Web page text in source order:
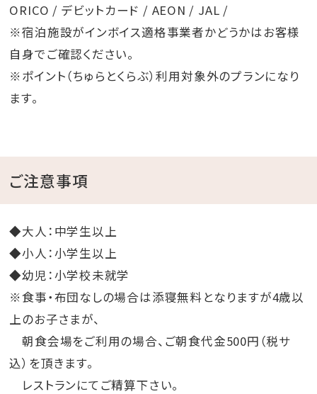
◇ガーデンプール遊泳時間◇
・5月 9:00～18:30
・6月 9:00～19:00
・7月、8月 8:30～21:00（ナイトプール開催）
・11月、12月 9:00～16:30
・3月 9:00～16:30
※料金：無料
【注意事項】
※遊泳時間は変更する場合がございます。
※お子様は必ず保護者同伴でご遊泳ください。
※ 7月～9月の夜間営業時間18:00以降のお子様のご利
用は、必ず保護者の方がご一緒に入水し、終始目を離さ
ないようお願いします。ご一緒に入水いただけない場合
は、ご利用をお断りさせていただく場合もございます。
ORICO / デビットカード / AEON / JAL /
※宿泊施設がインボイス適格事業者かどうかはお客様
自身でご確認ください。
※ポイント（ちゅらとくらぶ）利用対象外のプランになり
ます。
ご注意事項
◆大人：中学生以上
◆小人：小学生以上
◆幼児：小学校未就学
※食事・布団なしの場合は添寝無料となりますが4歳以
上のお子さまが、
朝食会場をご利用の場合、ご朝食代金500円（税サ
込）を頂きます。
レストランにてご精算下さい。